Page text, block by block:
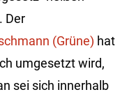
Der
(Grüne) hat
umgesetzt wird,
sei sich innerhalb